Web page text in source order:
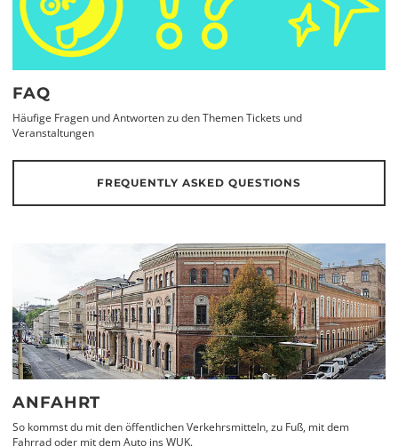
FAQ
Häufige Fragen und Antworten zu den Themen Tickets und
Veranstaltungen
FREQUENTLY ASKED QUESTIONS
ANFAHRT
So kommst du mit den öffentlichen Verkehrsmitteln, zu Fuß, mit dem
Fahrrad oder mit dem Auto ins WUK.